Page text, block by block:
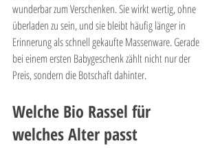
wunderbar zum Verschenken. Sie wirkt wertig, ohne
überladen zu sein, und sie bleibt häufig länger in
Erinnerung als schnell gekaufte Massenware. Gerade
bei einem ersten Babygeschenk zählt nicht nur der
Preis, sondern die Botschaft dahinter.
Welche Bio Rassel für
welches Alter passt